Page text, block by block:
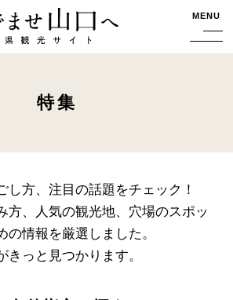
山口県観光サイト MENU
特集
し方、注目の話題をチェック！
方、人気の観光地、穴場のスポッ
の情報を厳選しました。
きっと見つかります。